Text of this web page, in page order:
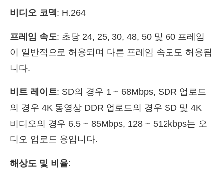
비디오 코덱 : H.264
프레임 속도: 초당 24, 25, 30, 48, 50 및 60 프레임
이 일반적으로 허용되며 다른 프레임 속도도 허용됩
니다.
비트 레이트: SD의 경우 1 ~ 68Mbps, SDR 업로드
의 경우 4K 동영상 DDR 업로드의 경우 SD 및 4K
비디오의 경우 6.5 ~ 85Mbps, 128 ~ 512kbps는 오
디오 업로드 용입니다.
해상도 및 비율: